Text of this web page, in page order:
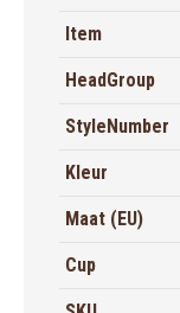
Item
HeadGroup
StyleNumber
Kleur
Maat (EU)
Cup